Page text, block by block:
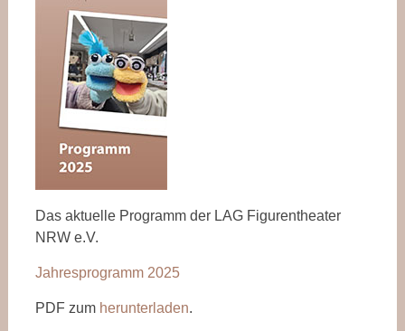
Das aktuelle Programm der LAG Figurentheater
NRW e.V.
Jahresprogramm 2025
PDF zum herunterladen.